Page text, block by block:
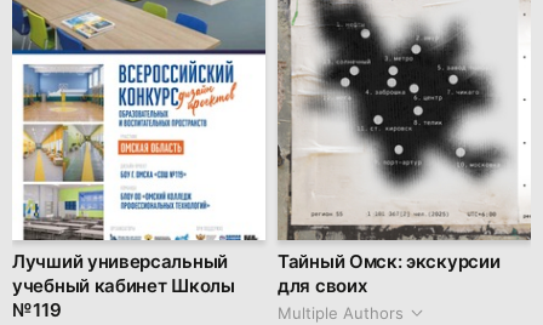
Лучший универсальный
учебный кабинет Школы
№ 119
Тайный Омск: экскурсии
для своих
Multiple Authors